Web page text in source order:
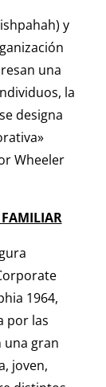
y
una
la
designa
Wheeler
FAMILIAR
1964,
por las
una gran
joven,